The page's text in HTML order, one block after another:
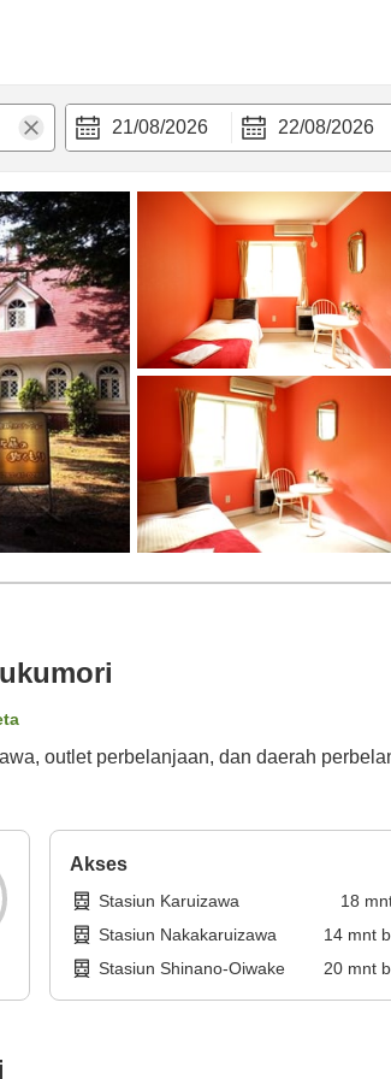
21/08/2026 22/08/2026
outlet perbelanjaan, dan daerah
Akses
Stasiun Karuizawa 18
Stasiun Nakakaruizawa
14mnt
Stasiun Shinano-Oiwake
20mnt